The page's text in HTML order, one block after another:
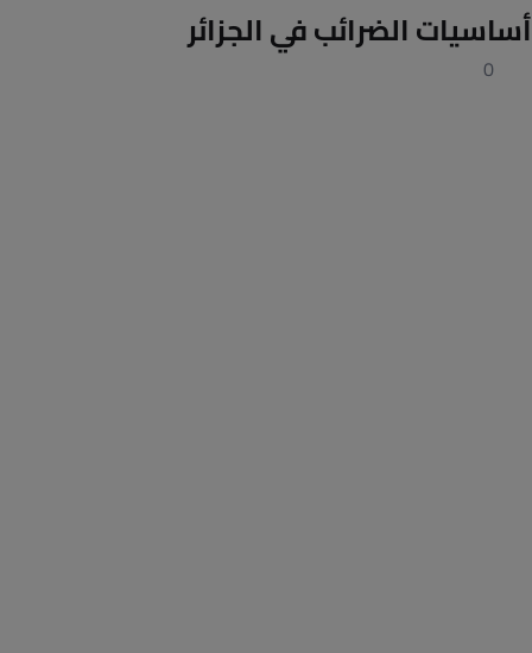
أساسيات الضرائب في الجزائر
0